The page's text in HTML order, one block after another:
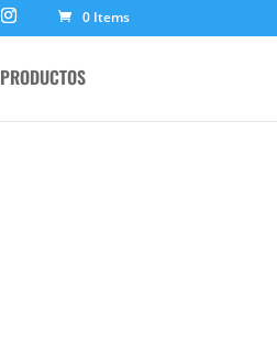
0 Items
PRODUCTOS